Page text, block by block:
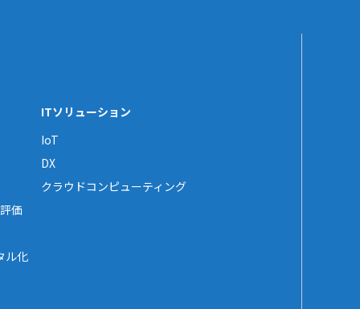
価
ル化
ITソリューション
IoT
DX
クラウドコンピューティング